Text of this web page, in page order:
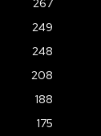
267
249
248
208
188
175